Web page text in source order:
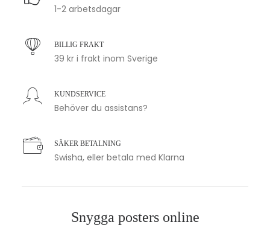
1-2 arbetsdagar
BILLIG FRAKT
39 kr i frakt inom Sverige
KUNDSERVICE
Behöver du assistans?
SÄKER BETALNING
Swisha, eller betala med Klarna
Snygga posters online